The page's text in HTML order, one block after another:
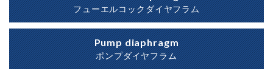
フューエルコックダイヤフラム
Pump diaphragm
ポンプダイヤフラム